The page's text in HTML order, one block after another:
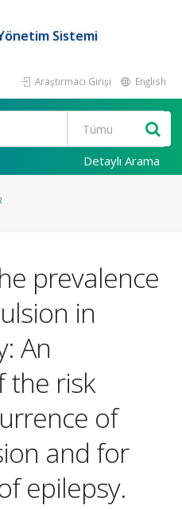
Sistemi
Araştırmacı Girişi English
Detaylı Arama
prevalence
in
An
the risk
of
and for
epilepsy.